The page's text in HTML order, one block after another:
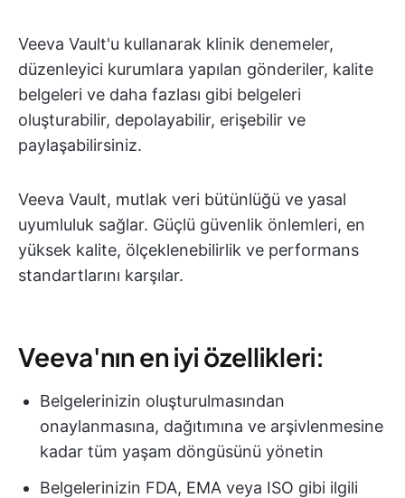
Veeva Vault'u kullanarak klinik denemeler,
düzenleyici kurumlara yapılan gönderiler, kalite
belgeleri ve daha fazlası gibi belgeleri
oluşturabilir, depolayabilir, erişebilir ve
paylaşabilirsiniz.
Veeva Vault, mutlak veri bütünlüğü ve yasal
uyumluluk sağlar. Güçlü güvenlik önlemleri, en
yüksek kalite, ölçeklenebilirlik ve performans
standartlarını karşılar.
Veeva'nın en iyi özellikleri:
Belgelerinizin oluşturulmasından
onaylanmasına, dağıtımına ve arşivlenmesine
kadar tüm yaşam döngüsünü yönetin
Belgelerinizin FDA, EMA veya ISO gibi ilgili